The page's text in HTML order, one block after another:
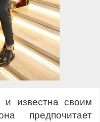
известна своим
предпочитает